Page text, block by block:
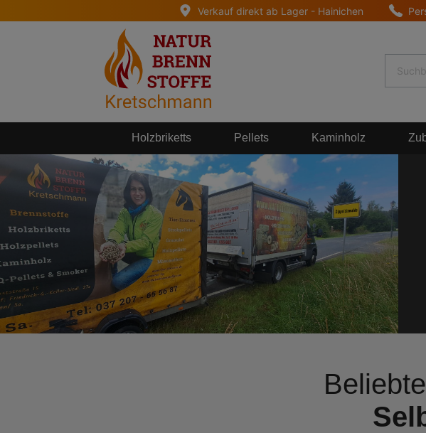
Zur Hauptnavigation springenVerkauf direkt ab Lager - Hainichen
Holzbriketts Pellets Kaminholz